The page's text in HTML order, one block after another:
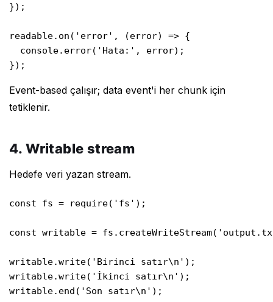
});
readable.on('error', (error) => {
  console.error('Hata:', error);
});
Event-based çalışır; data event'i her chunk için
tetiklenir.
4. Writable stream
Hedefe veri yazan stream.
const fs = require('fs');
const writable =
writable.write('Birinci satır\n');
writable.write('İkinci satır\n');
writable.end('Son satır\n');